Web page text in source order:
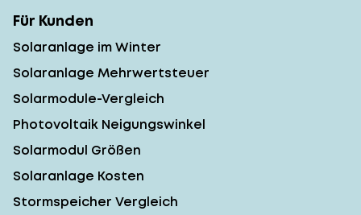
Für Kunden
Solaranlage im Winter
Solaranlage Mehrwertsteuer
Solarmodule-Vergleich
Photovoltaik Neigungswinkel
Solarmodul Größen
Solaranlage Kosten
Stormspeicher Vergleich